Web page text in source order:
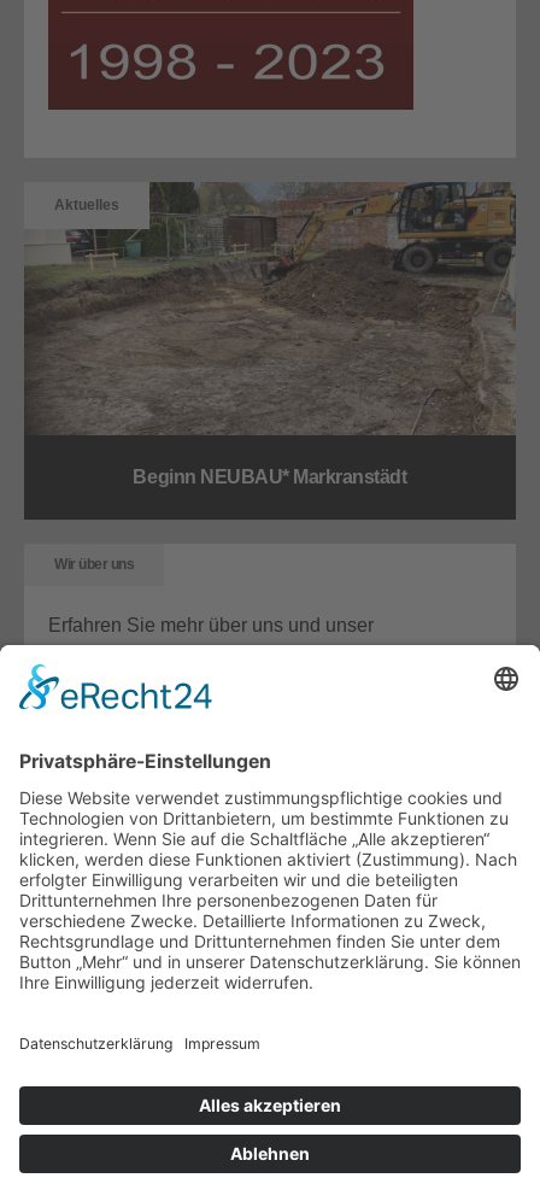
Aktuelles
Beginn NEUBAU* Markranstädt
Wir über uns
Erfahren Sie mehr über uns und unser
Unterstützung
Die Team24 Wohnbau GmbH unterstützt den Verein